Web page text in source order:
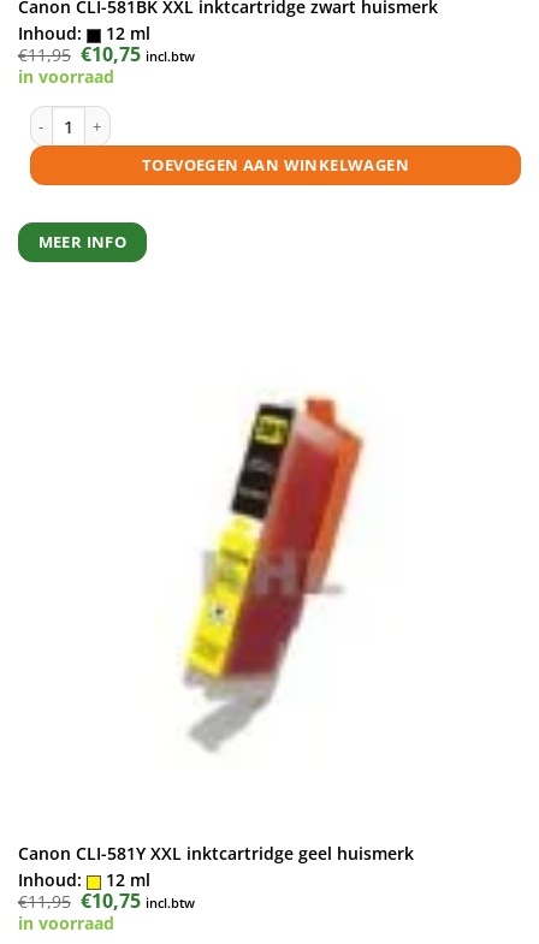
Canon CLI-581BK XXL inktcartridge zwart huismerk
Inhoud:
12 ml
€11,95 Oorspronkelijke
prijs
was:
€10,75Huidige
prijs
incl.btw
in voorraad
Canon CLI-581BK XXL inktcartridge zwart huismerk aantal
TOEVOEGEN AAN WINKELWAGEN
MEER INFO
Canon CLI-581Y XXL inktcartridge geel huismerk
Inhoud:
12 ml
€11,95 Oorspronkelijke
prijs
was:
€10,75Huidige
prijs
incl.btw
in voorraad